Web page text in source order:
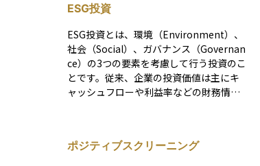
ESG投資
ESG投資とは、環境（Environment）、
社会（Social）、ガバナンス（Governan
ce）の3つの要素を考慮して行う投資のこ
とです。従来、企業の投資価値は主にキ
ャッシュフローや利益率などの財務情報
判断の重要な指標となっています。 ESG
ポジティブスクリーニング